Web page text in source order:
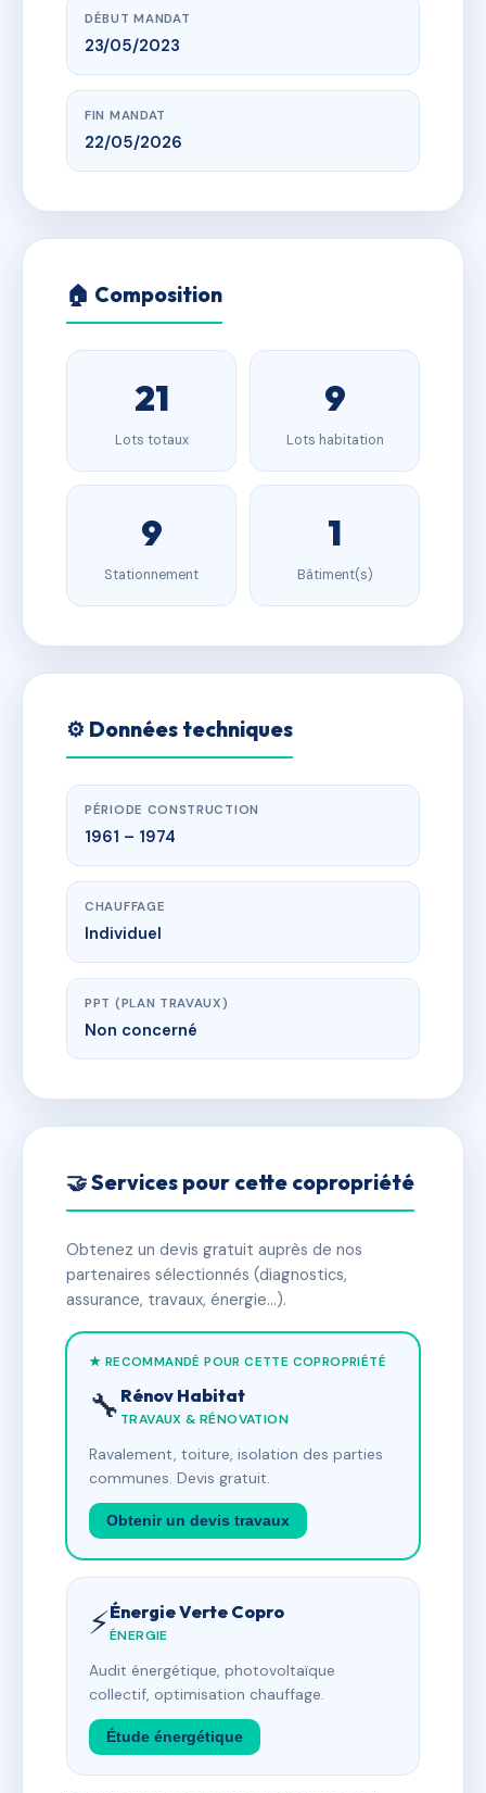
DÉBUT MANDAT
23/05/2023
FIN MANDAT
22/05/2026
🏠 Composition
21
Lots totaux
9
Lots habitation
9
Stationnement
1
Bâtiment(s)
⚙️ Données techniques
PÉRIODE CONSTRUCTION
1961 – 1974
CHAUFFAGE
Individuel
PPT (PLAN TRAVAUX)
Non concerné
🤝 Services pour cette copropriété
Obtenez un devis gratuit auprès de nos
partenaires sélectionnés (diagnostics,
assurance, travaux, énergie…).
★ RECOMMANDÉ POUR CETTE COPROPRIÉTÉ
🔧 Rénov Habitat
TRAVAUX & RÉNOVATION
Ravalement, toiture, isolation des parties
communes. Devis gratuit.
Obtenir un devis travaux
⚡Énergie Verte Copro
ÉNERGIE
Audit énergétique, photovoltaïque
collectif, optimisation chauffage.
Étude énergétique